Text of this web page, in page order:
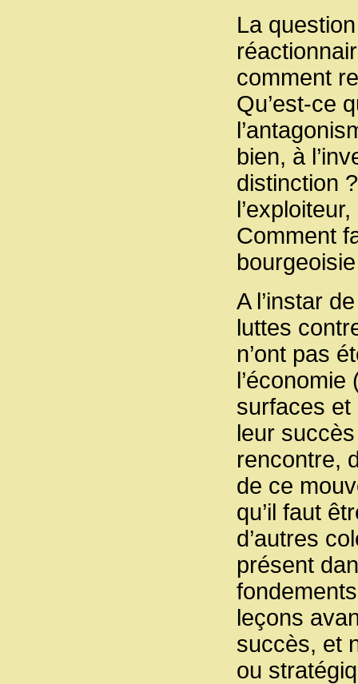
La
comment
Qu’est-ce
bien, à
distinction
Comment
A l’instar
luttes
n’ont pas
surfaces et
leur
rencontre,
de ce
qu’il faut
d’autres
présent
leçons
succès, et
ou